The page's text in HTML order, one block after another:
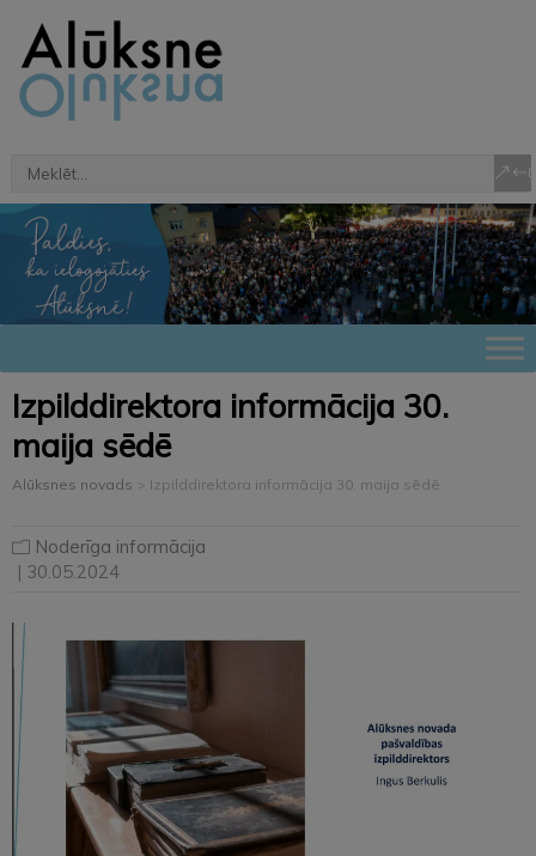
Izpilddirektora informācija 30.
maija sēdē
Alūksnes novads > Izpilddirektora informācija 30. maija sēdē
Noderīga informācija
| 30.05.2024